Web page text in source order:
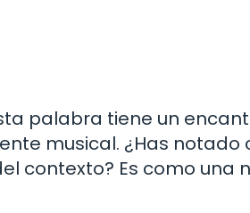
palabra tiene un
musical. ¿Has notado
contexto? Es como una